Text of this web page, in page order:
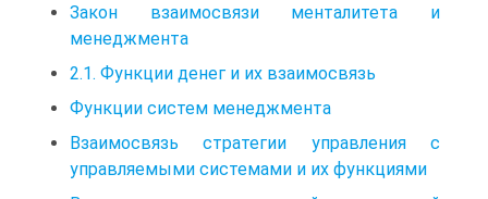
Закон взаимосвязи менталитета и
менеджмента
2.1. Функции денег и их взаимосвязь
Функции систем менеджмента
Взаимосвязь стратегии управления с
управляемыми системами и их функциями